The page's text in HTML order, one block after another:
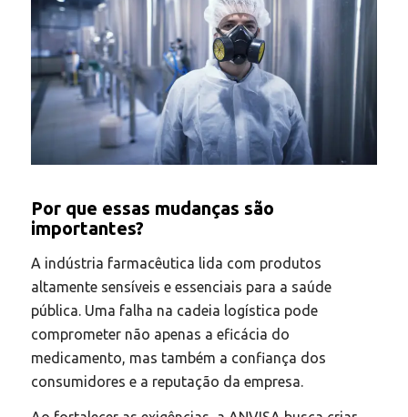
Por que essas mudanças são
importantes?
A indústria farmacêutica lida com produtos
altamente sensíveis e essenciais para a saúde
pública. Uma falha na cadeia logística pode
comprometer não apenas a eficácia do
medicamento, mas também a confiança dos
consumidores e a reputação da empresa.